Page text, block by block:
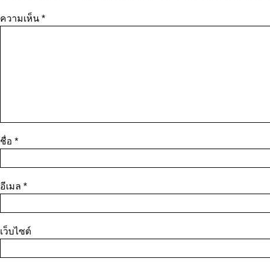
ความเห็น *
ชื่อ *
อีเมล *
เว็บไซต์